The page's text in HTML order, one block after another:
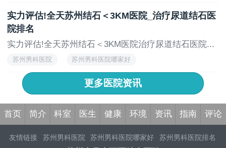
苏州男科专科医院
实力评估!全天苏州结石＜3KM医院_治疗尿道结石医
院排名
实力评估!全天苏州结石＜3KM医院治疗尿道结石医院...
苏州男科医院 苏州男科医院哪家好
苏州男科医院怎么样 苏州男科医院有哪些
苏州男科专科医院
更多医院资讯
首页 简介 科室 医生 健康 环境 资讯 指南 评论
友情链接 苏州男科医院 苏州男科医院哪家好
苏州男科医院排名